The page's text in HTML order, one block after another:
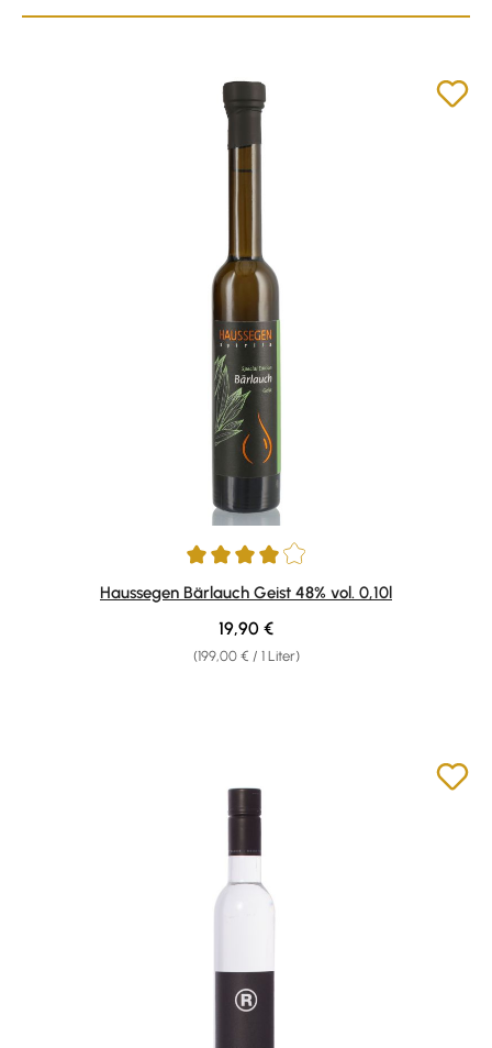
Durchschnittliche Bewertung von 4 von 5 Sternen
Haussegen Bärlauch Geist 48% vol. 0,10l
(199,00 € / 1 Liter)
Regulärer Preis:
19,90 €